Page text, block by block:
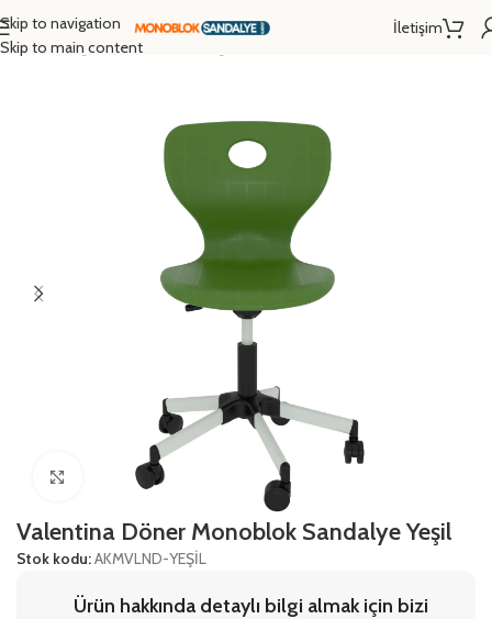
Skip to navigation
Skip to main content
İletişim
Ana Sayfa/Eğitim Donanımları
Click to enlarge
Valentina Döner Monoblok Sandalye Yeşil
Stok kodu:AKMVLND-YEŞİL
Ürün hakkında detaylı bilgi almak için bizi